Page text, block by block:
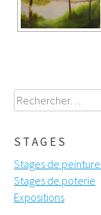
Rechercher :
STAGES
Stages de peinture
Stages de poterie
Expositions